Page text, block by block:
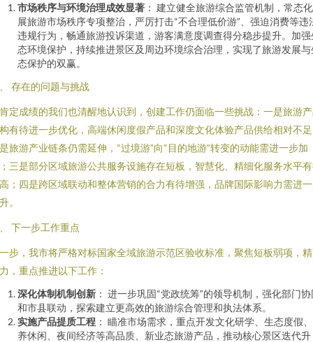
市场秩序与环境治理成效显著 ： 建立健全旅游综合监管机制，常态
展旅游市场秩序专项整治，严厉打击“不合理低价游”、强迫消费等违
违规行为，畅通旅游投诉渠道，游客满意度调查得分稳步提升。加强
态环境保护，持续推进景区及周边环境综合治理，实现了旅游发展与
态保护的双赢。
存在的问题与挑战
定成绩的我们也清醒地认识到，创建工作仍面临一些挑战：一是旅游
有待进一步优化，高端休闲度假产品和深度文化体验产品供给相对不
旅游产业链条仍需延伸，“过境游”向“目的地游”转变的动能需进一步加
三是部分区域旅游公共服务设施存在短板，智慧化、精细化服务水平
；四是跨区域联动和整体营销的合力有待增强，品牌国际影响力需进
。
下一步工作重点
步，我市将严格对标国家全域旅游示范区验收标准，聚焦短板弱项，
，重点推进以下工作：
深化体制机制创新 ： 进一步巩固“党政统筹”的领导机制，强化部门
和市县联动，探索建立更高效的旅游综合管理和执法体系。
实施产品提质工程 ： 瞄准市场需求，重点开发文化研学、生态度假
养休闲、夜间经济等高品质、新业态旅游产品，推动核心景区迭代升